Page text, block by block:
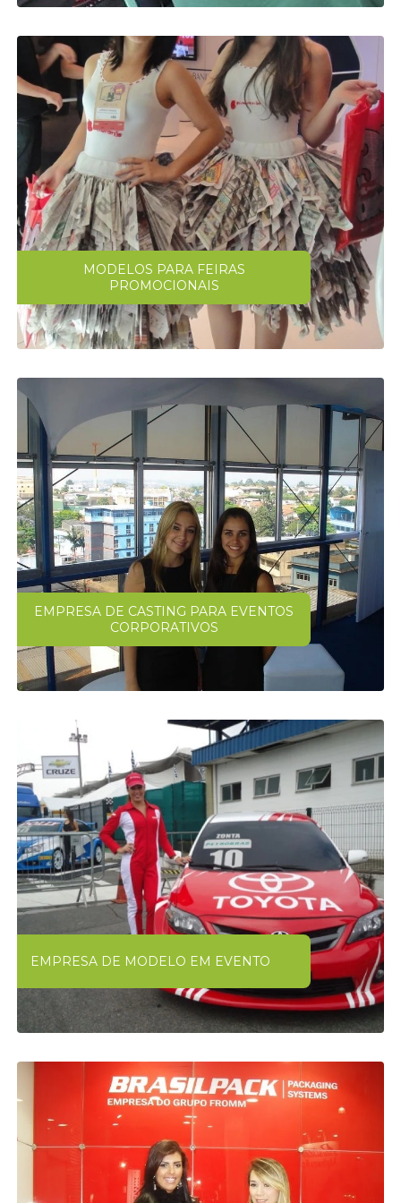
MODELOS PARA FEIRAS
PROMOCIONAIS
EMPRESA DE CASTING PARA EVENTOS
CORPORATIVOS
EMPRESA DE MODELO EM EVENTO